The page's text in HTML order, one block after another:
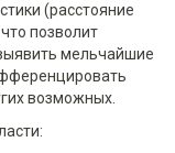
(расстояние
позволит
мельчайшие
возможных.